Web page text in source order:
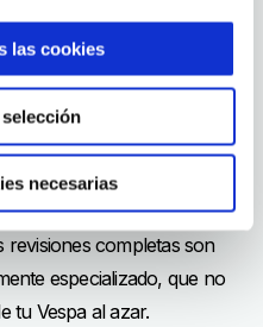
las cookies
necesarias
y mantenimiento de Vespa
conducción cada vez más
Brindamos varios paquetes
de garantía de 1 año
siempre lo mejor de tu
revisiones completas son
especializado, que no
tu Vespa al azar.